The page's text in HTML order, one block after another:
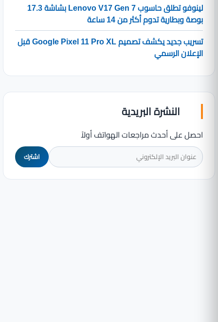
لينوفو تطلق حاسوب Lenovo V17 Gen 7 بشاشة 17.3
بوصة وبطارية تدوم أكثر من 14 ساعة
تسريب جديد يكشف تصميم Google Pixel 11 Pro XL قبل
الإعلان الرسمي
النشرة البريدية
احصل على أحدث مراجعات الهواتف أولاً
اشترك